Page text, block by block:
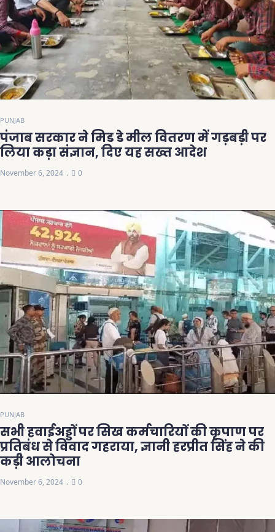
PUNJAB
पंजाब सरकार ने मिड डे मील वितरण में गड़बड़ी पर
लिया कड़ा संज्ञान, दिए यह सख्त आदेश
November 6, 2024 0
PUNJAB
सभी हवाईअड्डों पर सिख कर्मचारियों की कृपाण पर
प्रतिबंध से विवाद गहराया, ज्ञानी हरप्रीत सिंह ने की
कड़ी आलोचना
November 6, 2024 0